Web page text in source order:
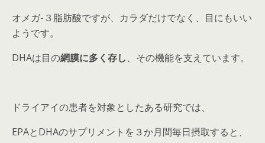
オメガ-３脂肪酸ですが、カラダだけでなく、目にもいい
ようです。
DHAは目の網膜に多く存し、その機能を支えています。
ドライアイの患者を対象としたある研究では、
EPAとDHAのサプリメントを３か月間毎日摂取すると、